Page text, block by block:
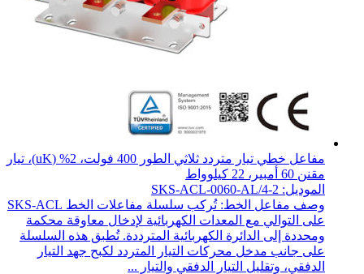
مفاعل خطي تيار متردد ثلاثي الطور 400 فولت، 2% (uK)، تيار
مقنن 60 أمبير، 22 كيلوواط
الموديل: SKS-ACL-0060-AL/4-2
وصف مفاعل الخط: تُركب سلسلة مفاعلات الخط SKS-ACL
على التوالي مع المعدات الكهربائية لإدخال معاوقة محكمة
ومحددة إلى الدائرة الكهربائية المترددة. تُطبق هذه السلسلة
على جانب مدخل محركات التيار المتردد لكبح جهد التيار
الدفقي، وتقليل التيار الدفقي والتيار ...